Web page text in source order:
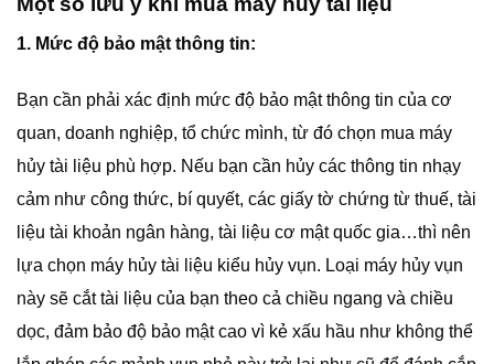
1. Mức độ bảo mật thông tin:
Bạn cần phải xác định mức độ bảo mật thông tin của cơ
quan, doanh nghiệp, tổ chức mình, từ đó chọn mua máy
hủy tài liệu phù hợp. Nếu bạn cần hủy các thông tin nhạy
cảm như công thức, bí quyết, các giấy tờ chứng từ thuế, tài
liệu tài khoản ngân hàng, tài liệu cơ mật quốc gia…thì nên
lựa chọn máy hủy tài liệu kiểu hủy vụn. Loại máy hủy vụn
này sẽ cắt tài liệu của bạn theo cả chiều ngang và chiều
dọc, đảm bảo độ bảo mật cao vì kẻ xấu hầu như không thể